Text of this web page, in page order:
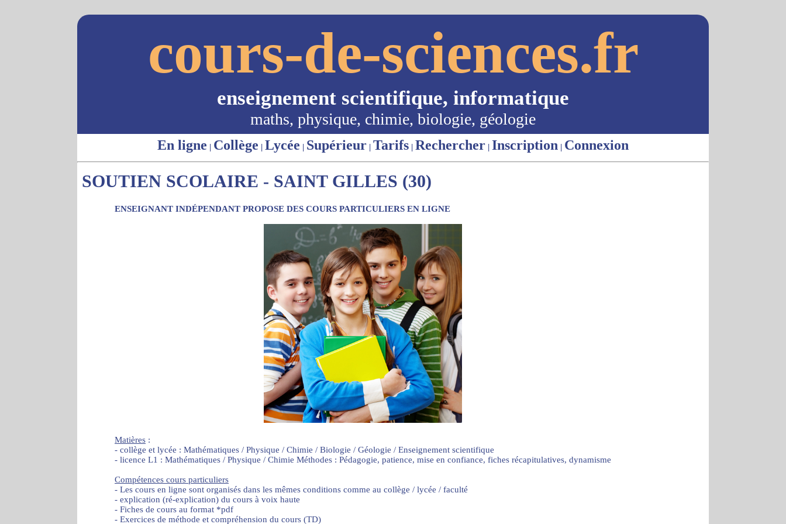
cours-de-sciences.fr
enseignement scientifique, informatique
maths, physique, chimie, biologie, géologie
En ligne | Collège | Lycée | Supérieur | Tarifs | Rechercher | Inscription | Connexion
SOUTIEN SCOLAIRE - SAINT GILLES (30)
ENSEIGNANT INDÉPENDANT PROPOSE DES COURS PARTICULIERS EN LIGNE
Matières :
- collège et lycée : Mathématiques / Physique / Chimie / Biologie / Géologie / Enseignement scientifique
- licence L1 : Mathématiques / Physique / Chimie Méthodes : Pédagogie, patience, mise en confiance, fiches récapitulatives, dynamisme
Compétences cours particuliers
- Les cours en ligne sont organisés dans les mêmes conditions comme au collège / lycée / faculté
- explication (ré-explication) du cours à voix haute
- Fiches de cours au format *pdf
- Exercices de méthode et compréhension du cours (TD)